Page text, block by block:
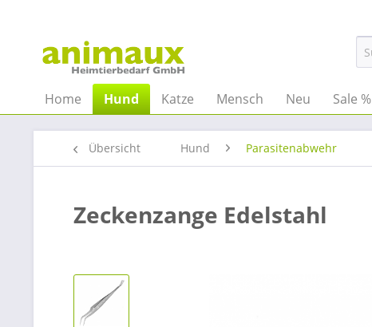
Home Hund Katze Mensch Neu Sale %
Übersicht Hund Parasitenabwehr
Zeckenzange Edelstahl